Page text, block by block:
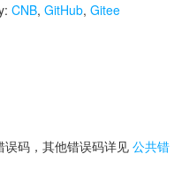
CNB, GitHub, Gitee
码，其他错误码详见 公共错